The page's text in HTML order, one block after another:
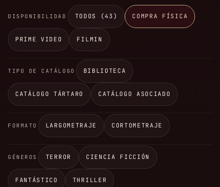
DISPONIBILIDAD TODOS (43) COMPRA FÍSICA
PRIME VIDEO FILMIN
TIPO DE CATÁLOGO BIBLIOTECA
CATÁLOGO TÁRTARO CATÁLOGO ASOCIADO
FORMATO LARGOMETRAJE CORTOMETRAJE
GÉNEROS TERROR CIENCIA FICCIÓN
FANTÁSTICO THRILLER